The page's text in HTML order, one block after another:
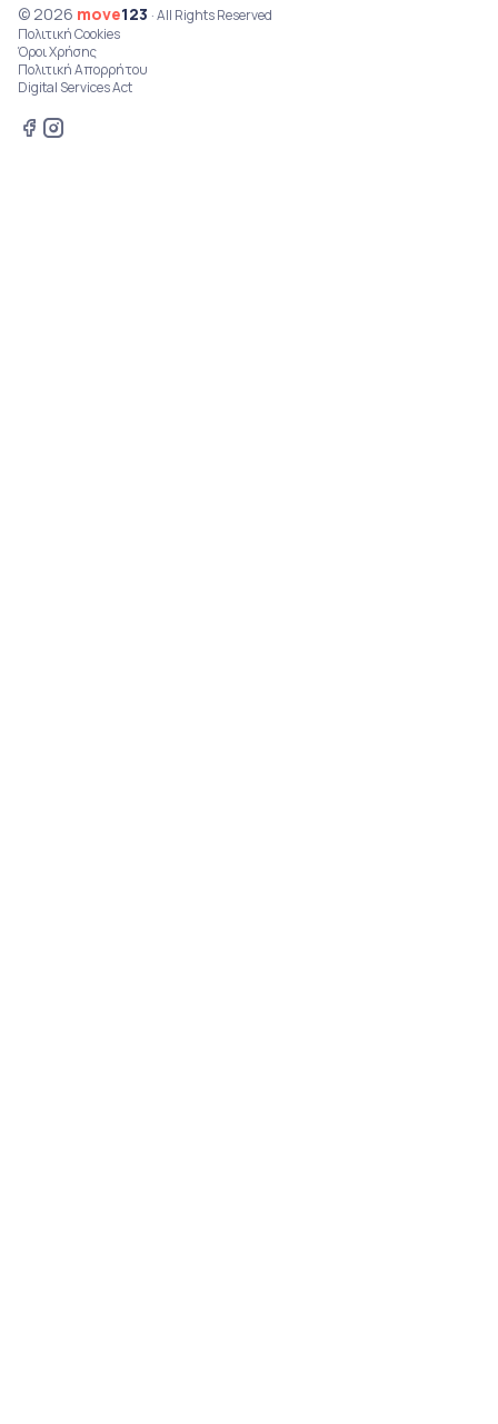
© 2026 move123 · All Rights Reserved
Πολιτική Cookies
Όροι Χρήσης
Πολιτική Απορρήτου
Digital Services Act